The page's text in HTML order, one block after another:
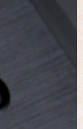
聲道現場展示
/ DTS:X 雙規機
現場展示 熱售
聲道現場展示